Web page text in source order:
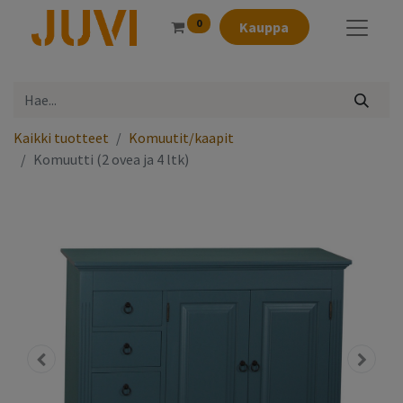
0 Kauppa
Kaikki tuotteet
Komuutit/kaapit
Komuutti (2 ovea ja 4 ltk)